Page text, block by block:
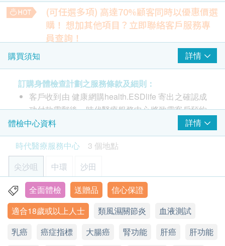
hutchgo.com HK$900 旅遊禮券
Daycrown 5288 前揭式行李箱 (20") (原價$1,299)
癌抗原 19.9 (胰臟)
甲種胚胎蛋白 (肝臟)
癌抗原 72.4 (胃)
癌抗原15.3 (乳癌) - 只限女士
癌抗原 125 (卵巢) - 只限女士
總前列腺癌抗原 (只限男士)
游離前列腺癌抗原 (只限男士)
2 基本項目
基本健康評估
體重
個人健康分析問卷
血壓
體質指標
身高
脈搏率
肝功能
(可任選多項) 高達70%顧客同時以優惠價選
購！ 想加其他項目？立即聯絡客戶服務專
員查詢！
【特別優惠】人類乳頭狀瘤病毒基因分型(43種)
HPV檢測在感染HPV初期，便可檢測出已感染之病毒，相比柏
氏抹片只可檢驗細胞病變，能更早發現感染HPV，對預防子宮
頸癌有極大幫助。
34% off
HK$500.0 HK$760
【特別優惠】複合糞便DNA檢測 (23種)
糞便DNA檢測比傳統顯微鏡更靈敏準確，能偵測微量寄生蟲並
精準辨識品種，同時可篩查腸道病毒與幽門螺旋桿菌，確保治
療對症下藥。
50% off
HK$450.0 HK$900
超薄子宮頸細胞抹片檢查
除可檢查子宮頸癌前期病變外，亦可知是否有其他婦科隱患，
如柏氏抹片發炎。 (只限有性經驗女性)
500.0
購買須知 詳情
訂購身體檢查計劃之服務條款及細則：
客戶收到由 健康網購health.ESDlife 寄出之確認成
功付款電郵後，時代醫療服務中心將致電客戶預約
身體檢查的時間及地點。
時代醫療服務中心 - 預約或查詢：3585 8533
客戶必須於預約當天出示身份證及列印訂購確認信
以確認身份。
身體檢查服務計劃有效期為6個月，客戶必須於6個
月內 (由確認付款日期起計) 接受有關服務，逾期作
廢。
訂購一經確認，不設退款。
進行身體檢查後，一般情況下，可於10至14個工
作天內獲得驗身報告。如有需要特別快速報告，可
體檢中心資料
詳情
時代醫療服務中心
3 個地點
尖沙咀
中環 沙田
香港九龍尖沙咀彌敦道26號1302-1305室
顯示地圖
星期一至五：9:00a.m. – 1:30p.m.; 2:30p.m. – 6:30p.m.
全面體檢 送贈品
信心保證
適合18歲或以上人士
類風濕關節炎
血液測試
乳癌
癌症指標 大腸癌 腎功能 肝癌
肝功能